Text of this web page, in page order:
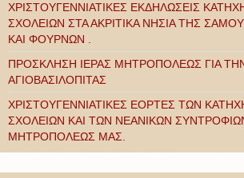
ΧΡΙΣΤΟΥΓΕΝΝΙΑΤΙΚΕΣ ΕΚΔΗΛΩΣΕΙΣ
ΣΧΟΛΕΙΩΝ ΣΤΑ ΑΚΡΙΤΙΚΑ ΝΗΣΙΑ ΤΗΣ ΣΑΜΟΥ
ΚΑΙ ΦΟΥΡΝΩΝ .
ΠΡΟΣΚΛΗΣΗ ΙΕΡΑΣ ΜΗΤΡΟΠΟΛΕΩΣ ΓΙΑ
ΑΓΙΟΒΑΣΙΛΟΠΙΤΑΣ
ΧΡΙΣΤΟΥΓΕΝΝΙΑΤΙΚΕΣ ΕΟΡΤΕΣ ΤΩΝ
ΣΧΟΛΕΙΩΝ ΚΑΙ ΤΩΝ ΝΕΑΝΙΚΩΝ
ΜΗΤΡΟΠΟΛΕΩΣ ΜΑΣ.